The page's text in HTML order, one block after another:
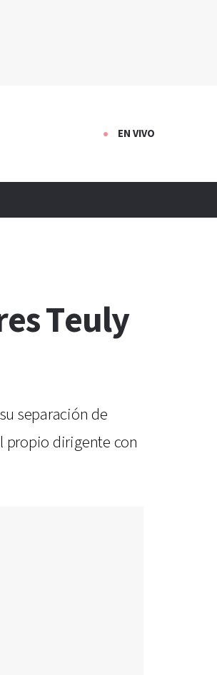
EN VIVO
Teuly
separación de
propio dirigente con